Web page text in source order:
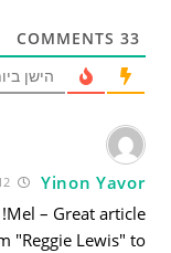
33
הישן
Yinon Yavor
04/09/2012 22:09:47
Mel – Great article!
"Reggie Lewis" to